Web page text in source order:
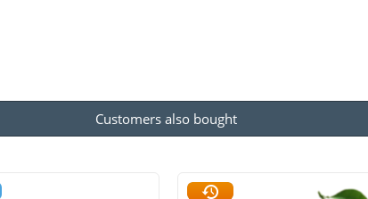
Customers also bought